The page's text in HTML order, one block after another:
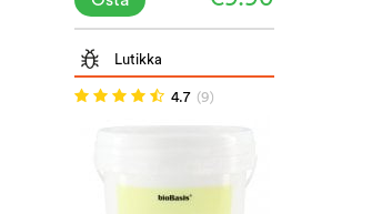
Lutikka
4.7 (9)